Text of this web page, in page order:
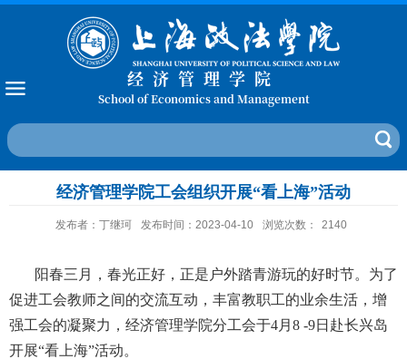
经济管理学院
School of Economics and Management
经济管理学院工会组织开展“看上海”活动
发布者：丁继珂 发布时间：2023-04-10 浏览次数： 2140
阳春三月，春光正好，正是户外踏青游玩的好时节。为了
促进工会教师之间的交流互动，丰富教职工的业余生活，增
强工会的凝聚力，经济管理学院分工会于4月 8 -9日赴长兴岛
开展“看上海”活动。